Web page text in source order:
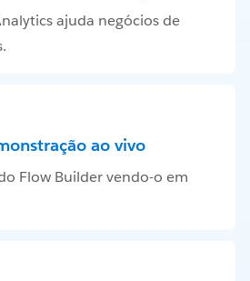
ajuda negócios de
ao vivo
Flow Builder vendo-o em